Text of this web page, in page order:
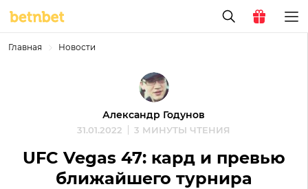
Главная Новости
Александр Годунов
31.01.2022 3 МИНУТЫ ЧТЕНИЯ
UFC Vegas 47: кард и превью
ближайшего турнира